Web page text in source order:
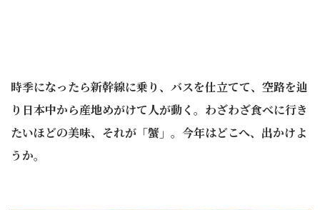
時季になったら新幹線に乗り、バスを仕立てて、空路を辿
り日本中から産地めがけて人が動く。わざわざ食べに行き
たいほどの美味、それが「蟹」。今年はどこへ、出かけよ
うか。